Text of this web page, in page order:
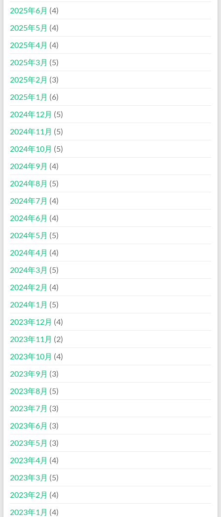
2025年6月 (4)
2025年5月 (4)
2025年4月 (4)
2025年3月 (5)
2025年2月 (3)
2025年1月 (6)
2024年12月 (5)
2024年11月 (5)
2024年10月 (5)
2024年9月 (4)
2024年8月 (5)
2024年7月 (4)
2024年6月 (4)
2024年5月 (5)
2024年4月 (4)
2024年3月 (5)
2024年2月 (4)
2024年1月 (5)
2023年12月 (4)
2023年11月 (2)
2023年10月 (4)
2023年9月 (3)
2023年8月 (5)
2023年7月 (3)
2023年6月 (3)
2023年5月 (3)
2023年4月 (4)
2023年3月 (5)
2023年2月 (4)
2023年1月 (4)